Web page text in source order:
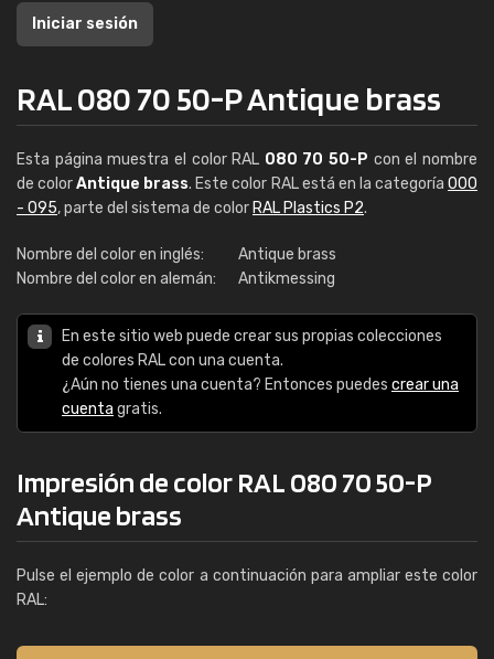
Iniciar sesión
RAL 080 70 50-P Antique brass
Esta página muestra el color RAL 080 70 50-P con el nombre
de colorAntique brass. Este color RAL está en la categoría000
- 095, parte del sistema de color RAL Plastics P2.
Nombre del color en inglés:
Antique brass
Nombre del color en alemán:
Antikmessing
En este sitio web puede crear sus propias colecciones
de colores RAL con una cuenta.
¿Aún no tienes una cuenta? Entonces puedes crear una
cuenta gratis.
Impresión de color RAL 080 70 50-P
Antique brass
Pulse el ejemplo de color a continuación para ampliar este color
RAL: